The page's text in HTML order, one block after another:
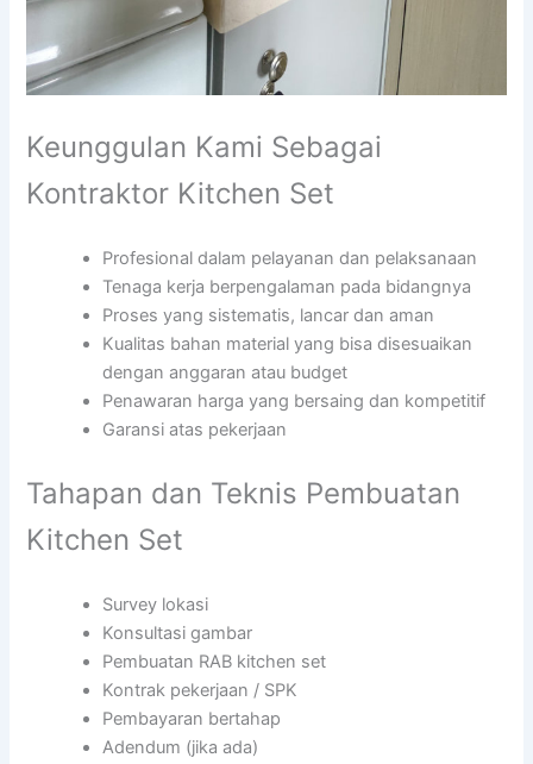
Keunggulan Kami Sebagai
Kontraktor Kitchen Set
Profesional dalam pelayanan dan pelaksanaan
Tenaga kerja berpengalaman pada bidangnya
Proses yang sistematis, lancar dan aman
Kualitas bahan material yang bisa disesuaikan
dengan anggaran atau budget
Penawaran harga yang bersaing dan kompetitif
Garansi atas pekerjaan
Tahapan dan Teknis Pembuatan
Kitchen Set
Survey lokasi
Konsultasi gambar
Pembuatan RAB kitchen set
Kontrak pekerjaan / SPK
Pembayaran bertahap
Adendum (jika ada)